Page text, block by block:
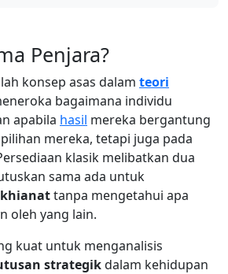
Penjara?
konsep asas dalam teori
bagaimana individu
apabila hasil mereka bergantung
mereka, tetapi juga pada
klasik melibatkan dua
sama ada untuk
khianattanpa mengetahui apa
oleh yang lain.
kuat untuk menganalisis
strategikdalam kehidupan